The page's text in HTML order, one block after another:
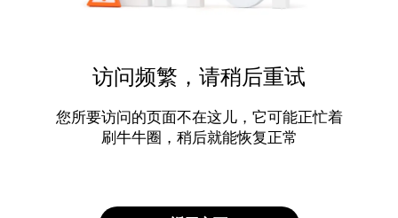
访问频繁，请稍后重试
您所要访问的页面不在这儿，它可能正忙着
刷牛牛圈，稍后就能恢复正常